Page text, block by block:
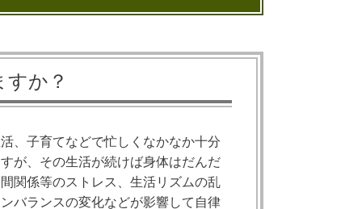
か？
、子育てなどで忙しくなかなか十分
が、その生活が続けば身体はだんだ
関係等のストレス、生活リズムの乱
バランスの変化などが影響して自律